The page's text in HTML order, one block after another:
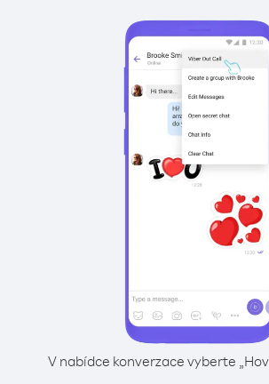
V nabídce konverzace vyberte